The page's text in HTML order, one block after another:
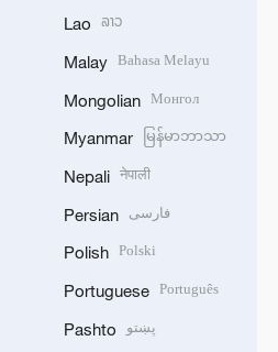
Lao ລາວ
Malay Bahasa Melayu
Mongolian Монгол
Myanmar မြန်မာဘာသာ
Nepali नेपाली
Persian فارسی
Polish Polski
Portuguese Português
Pashto پښتو